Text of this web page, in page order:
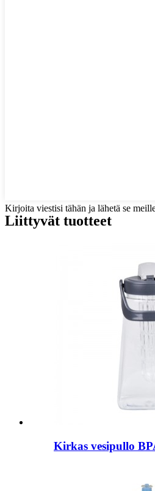
Kirjoita viestisi tähän ja lähetä se
Liittyvät tuotteet
Kirkas vesipullo